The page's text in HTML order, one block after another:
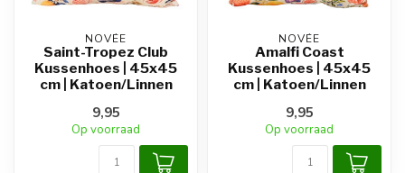
NOVÉE
Saint-Tropez Club
Kussenhoes | 45x45
cm | Katoen/Linnen
9,95
Op voorraad
NOVÉE
Amalfi Coast
Kussenhoes | 45x45
cm | Katoen/Linnen
9,95
Op voorraad